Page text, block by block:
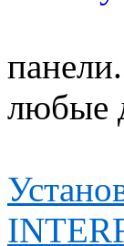
любые